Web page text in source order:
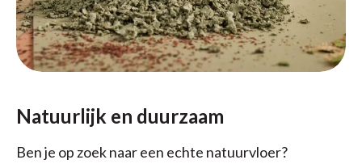
Natuurlijk en duurzaam
Ben je op zoek naar een echte natuurvloer?